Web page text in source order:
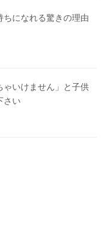
になれる驚きの理由
ゃいけません」と子供
さい